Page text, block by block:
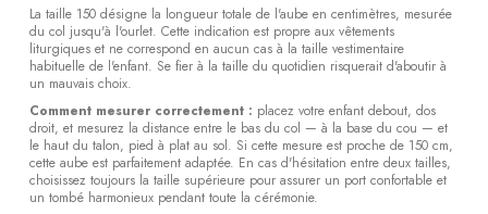
La taille 150 désigne la longueur totale de l'aube en centimètres, mesurée
du col jusqu'à l'ourlet. Cette indication est propre aux vêtements
liturgiques et ne correspond en aucun cas à la taille vestimentaire
habituelle de l'enfant. Se fier à la taille du quotidien risquerait d'aboutir à
un mauvais choix.
Comment mesurer correctement : placez votre enfant debout, dos
droit, et mesurez la distance entre le bas du col — à la base du cou — et
le haut du talon, pied à plat au sol. Si cette mesure est proche de 150 cm,
cette aube est parfaitement adaptée. En cas d'hésitation entre deux tailles,
choisissez toujours la taille supérieure pour assurer un port confortable et
un tombé harmonieux pendant toute la cérémonie.